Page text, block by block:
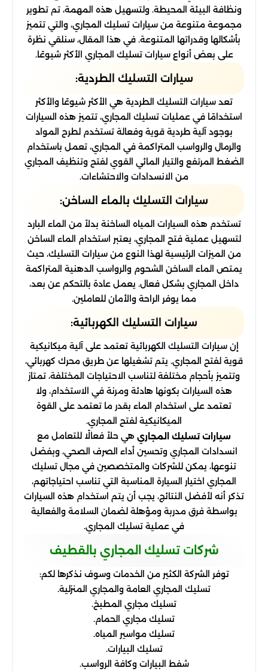
ونظافة البيئة المحيطة. ولتسهيل هذه المهمة، تم تطوير
مجموعة متنوعة من سيارات تسليك المجاري، والتي تتميز
بأشكالها وقدراتها المتنوعة. في هذا المقال، سنلقي نظرة
على بعض أنواع سيارات تسليك المجاري الأكثر شيوعًا.
سيارات التسليك الطردية:
تعد سيارات التسليك الطردية هي الأكثر شيوعًا والأكثر
استخدامًا في عمليات تسليك المجاري، تتميز هذه السيارات
بوجود آلية طردية قوية وفعالة تستخدم لطرح المواد
والرمال والرواسب المتراكمة في المجاري، تعمل باستخدام
الضغط المرتفع والتيار المائي القوي لفتح وتنظيف المجاري
من الانسدادات والاحتشاءات.
سيارات التسليك بالماء الساخن:
تستخدم هذه السيارات المياه الساخنة بدلاً من الماء البارد
لتسهيل عملية فتح المجاري، يعتبر استخدام الماء الساخن
من الميزات الرئيسية لهذا النوع من سيارات التسليك، حيث
يمتص الماء الساخن الشحوم والرواسب الدهنية المتراكمة
داخل المجاري بشكل فعال. يعمل عادة بالتحكم عن بعد،
مما يوفر الراحة والأمان للعاملين.
سيارات التسليك الكهربائية:
إن سيارات التسليك الكهربائية تعتمد على آلية ميكانيكية
قوية لفتح المجاري. يتم تشغيلها عن طريق محرك كهربائي،
وتتميز بأحجام مختلفة لتناسب الاحتياجات المختلفة، تمتاز
هذه السيارات بكونها هادئة ومرنة في الاستخدام، ولا
تعتمد على استخدام الماء بقدر ما تعتمد على القوة
الميكانيكية لفتح المجاري.
سيارات تسليك المجاري هي حلاً فعالًا للتعامل مع
انسدادات المجاري وتحسين أداء الصرف الصحي، وبفضل
تنوعها، يمكن للشركات والمتخصصين في مجال تسليك
المجاري اختيار السيارة المناسبة التي تناسب احتياجاتهم،
تذكر أنه لأفضل النتائج، يجب أن يتم استخدام هذه السيارات
بواسطة فرق مدربة ومؤهلة لضمان السلامة والفعالية
في عملية تسليك المجاري.
شركات تسليك المجاري بالقطيف
توفر الشركة الكثير من الخدمات وسوف نذكرها لكم:
تسليك المجاري العامة والمجاري المنزلية.
تسليك مجاري المطبخ.
تسليك مجاري الحمام.
تسليك مواسير المياه.
تسليك البيارات.
شفط البيارات وكافة الرواسب.